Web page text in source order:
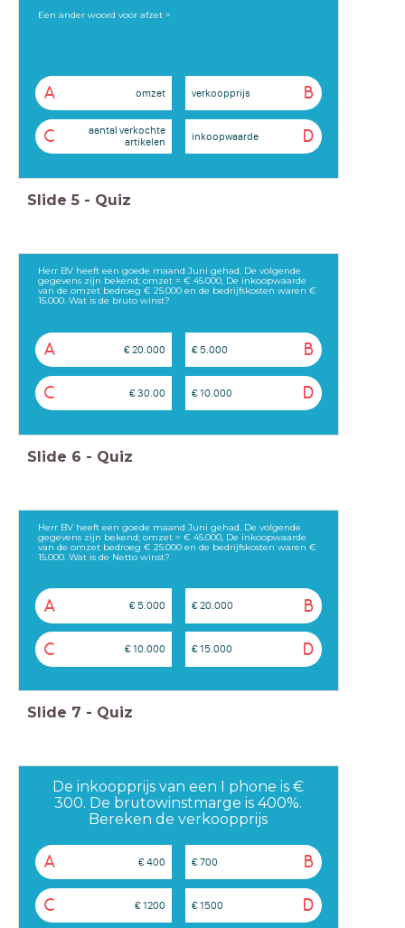
Een ander woord voor afzet =
A omzet B
verkoopprijs
C
aantal verkochte
artikelen
D
inkoopwaarde
Slide 5 - Quiz
Herr BV heeft een goede maand Juni gehad. De volgende
gegevens zijn bekend; omzet = € 45.000, De inkoopwaarde
van de omzet bedroeg € 25.000 en de bedrijfskosten waren €
15.000. Wat is de bruto winst?
A € 20.000 B
€ 5.000
C € 30.00 D
€ 10.000
Slide 6 - Quiz
Herr BV heeft een goede maand Juni gehad. De volgende
gegevens zijn bekend; omzet = € 45.000, De inkoopwaarde
van de omzet bedroeg € 25.000 en de bedrijfskosten waren €
15.000. Wat is de Netto winst?
A € 5.000 B
€ 20.000
C € 10.000 D
€ 15.000
Slide 7 - Quiz
De inkoopprijs van een I phone is €
300. De brutowinstmarge is 400%.
Bereken de verkoopprijs
A € 400 B
€ 700
C € 1200 D
€ 1500